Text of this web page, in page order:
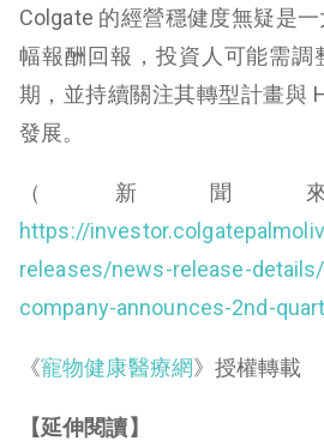
Colgate 的經營穩健度無疑是
幅報酬回報，投資人可能需調
期，並持續關注其轉型計畫與
發展。
（新聞
https://
releases/news-release-
company-announces-2nd-
《寵物健康醫療網》授權轉載
【延伸閱讀】